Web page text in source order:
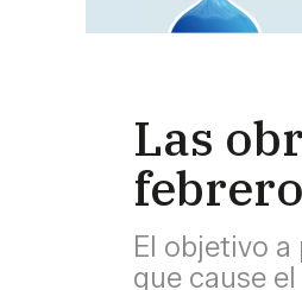
Las
El objetivo
que cause